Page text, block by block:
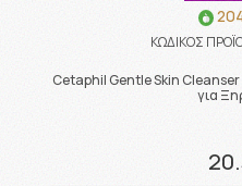
ΚΩΔΙΚΟΣ
Cetaphil Gentle Skin
για